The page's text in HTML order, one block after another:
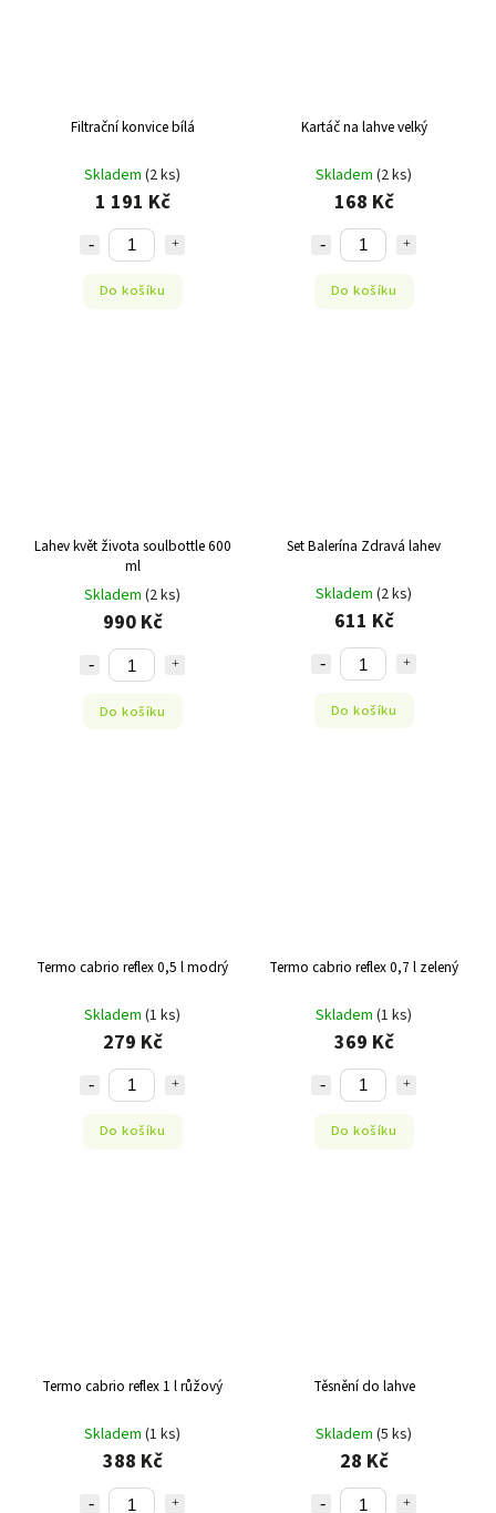
Filtrační konvice bílá
Skladem (2 ks)
1 191 Kč
Do košíku
Kartáč na lahve velký
Skladem (2 ks)
168 Kč
Do košíku
Lahev květ života soulbottle 600
ml
Skladem (2 ks)
990 Kč
Do košíku
Set Balerína Zdravá lahev
Skladem (2 ks)
611 Kč
Do košíku
Termo cabrio reflex 0,5 l modrý
Skladem (1 ks)
279 Kč
Do košíku
Termo cabrio reflex 0,7 l zelený
Skladem (1 ks)
369 Kč
Do košíku
Termo cabrio reflex 1 l růžový
Skladem (1 ks)
388 Kč
Těsnění do lahve
Skladem (5 ks)
28 Kč